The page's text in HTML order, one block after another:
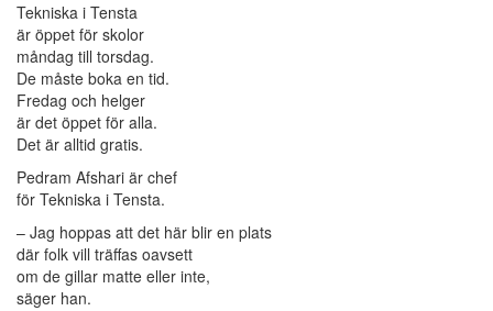
Tekniska i Tensta
är öppet för skolor
måndag till torsdag.
De måste boka en tid.
Fredag och helger
är det öppet för alla.
Det är alltid gratis.
Pedram Afshari är chef
för Tekniska i Tensta.
– Jag hoppas att det här blir en plats
där folk vill träffas oavsett
om de gillar matte eller inte,
säger han.